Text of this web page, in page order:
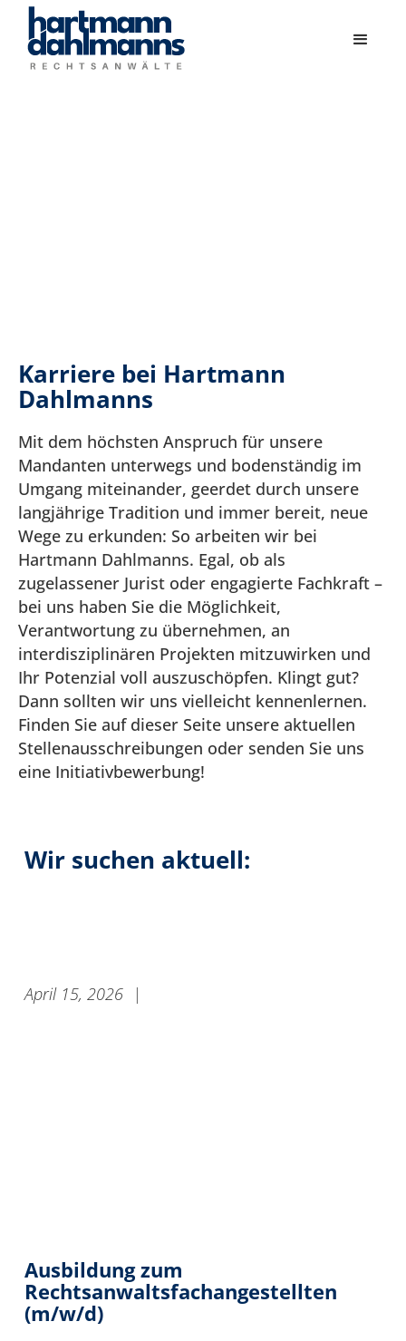
Machen
Sie
bei
uns
Karriere.
Karriere bei Hartmann
Dahlmanns
Mit dem höchsten Anspruch für unsere
Mandanten unterwegs und bodenständig im
Umgang miteinander, geerdet durch unsere
langjährige Tradition und immer bereit, neue
Wege zu erkunden: So arbeiten wir bei
Hartmann Dahlmanns. Egal, ob als
zugelassener Jurist oder engagierte Fachkraft –
bei uns haben Sie die Möglichkeit,
Verantwortung zu übernehmen, an
interdisziplinären Projekten mitzuwirken und
Ihr Potenzial voll auszuschöpfen. Klingt gut?
Dann sollten wir uns vielleicht kennenlernen.
Finden Sie auf dieser Seite unsere aktuellen
Stellenausschreibungen oder senden Sie uns
eine Initiativbewerbung!
Wir suchen aktuell:
April 15, 2026 |
Ausbildung zum
Rechtsanwaltsfachangestellten
(m/w/d)